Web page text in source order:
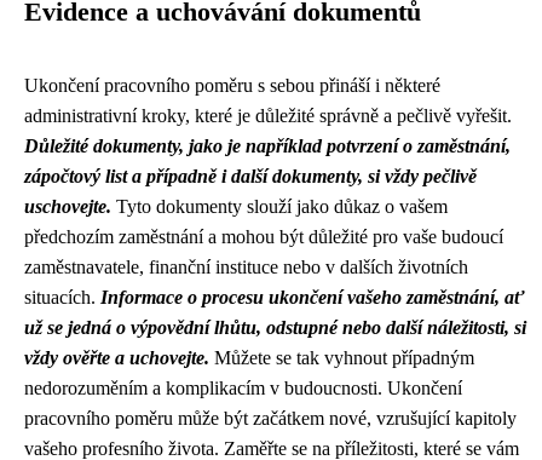
Evidence a uchovávání dokumentů
Ukončení pracovního poměru s sebou přináší i některé
administrativní kroky, které je důležité správně a pečlivě vyřešit.
Důležité dokumenty, jako je například potvrzení o zaměstnání,
zápočtový list a případně i další dokumenty, si vždy pečlivě
uschovejte. Tyto dokumenty slouží jako důkaz o vašem
předchozím zaměstnání a mohou být důležité pro vaše budoucí
zaměstnavatele, finanční instituce nebo v dalších životních
situacích. Informace o procesu ukončení vašeho zaměstnání, ať
už se jedná o výpovědní lhůtu, odstupné nebo další náležitosti, si
vždy ověřte a uchovejte. Můžete se tak vyhnout případným
nedorozuměním a komplikacím v budoucnosti. Ukončení
pracovního poměru může být začátkem nové, vzrušující kapitoly
vašeho profesního života. Zaměřte se na příležitosti, které se vám